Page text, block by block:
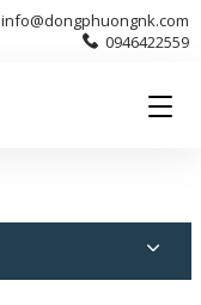
info@dongphuongnk.com
0946422559